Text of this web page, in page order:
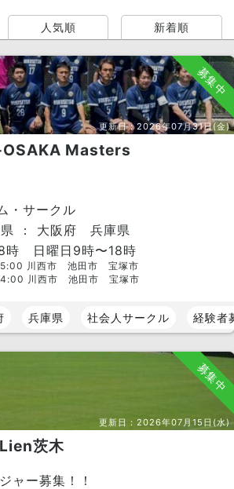
人気順 新着順
募集中
更新日：2026年07月31日(金)
Masters
・サークル
県 ： 大阪府 兵庫県
時 日曜日9時〜18時
川西市 池田市 宝塚市
川西市 池田市 宝塚市
兵庫県 社会人サークル 経験者
募集中
更新日： 2026年07月15日(水)
茨木
ャー募集！！